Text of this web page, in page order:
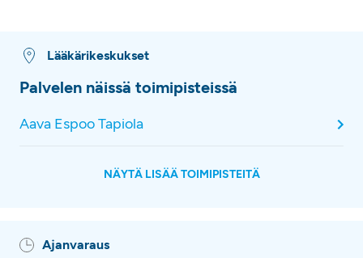
Lääkärikeskukset
Palvelen näissä toimipisteissä
Aava Espoo Tapiola
NÄYTÄ LISÄÄ TOIMIPISTEITÄ
Ajanvaraus